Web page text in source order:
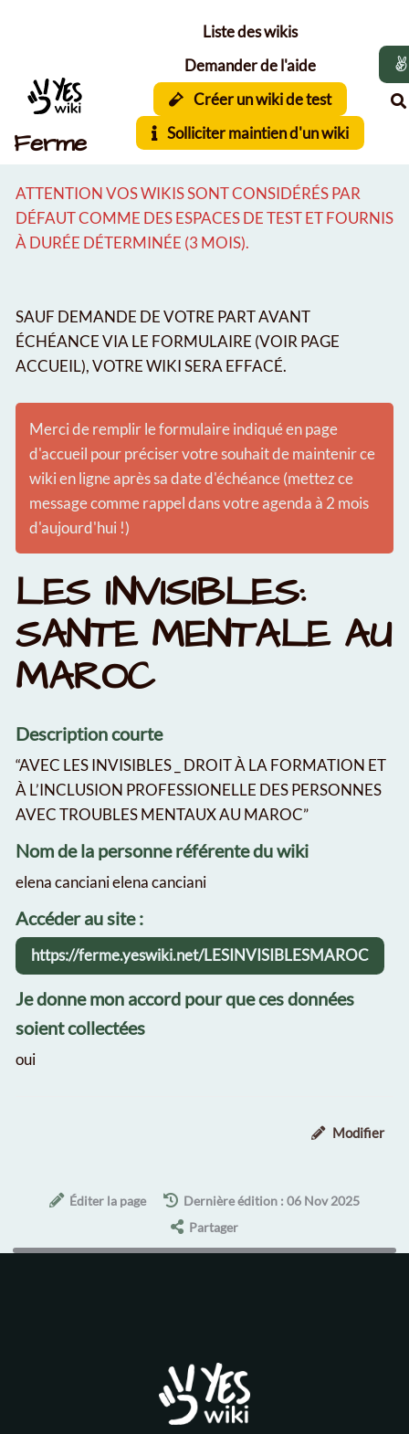
Ferme
Liste des wikis
Demander de l'aide
Créer un wiki de test
Solliciter maintien d'un wiki
ATTENTION VOS WIKIS SONT CONSIDÉRÉS PAR
DÉFAUT COMME DES ESPACES DE TEST ET FOURNIS
À DURÉE DÉTERMINÉE (3 MOIS).
SAUF DEMANDE DE VOTRE PART AVANT
ÉCHÉANCE VIA LE FORMULAIRE (VOIR PAGE
ACCUEIL), VOTRE WIKI SERA EFFACÉ.
Merci de remplir le formulaire indiqué en page
d'accueil pour préciser votre souhait de maintenir ce
wiki en ligne après sa date d'échéance (mettez ce
message comme rappel dans votre agenda à 2 mois
d'aujourd'hui !)
LES INVISIBLES:
SANTE MENTALE AU
MAROC
Description courte
“AVEC LES INVISIBLES _ DROIT À LA FORMATION ET
À L’INCLUSION PROFESSIONELLE DES PERSONNES
AVEC TROUBLES MENTAUX AU MAROC”
Nom de la personne référente du wiki
elena canciani elena canciani
Accéder au site :
https://ferme.yeswiki.net/LESINVISIBLESMAROC
Je donne mon accord pour que ces données
soient collectées
oui
Modifier
Éditer la page
Dernière édition : 06 Nov 2025
Partager